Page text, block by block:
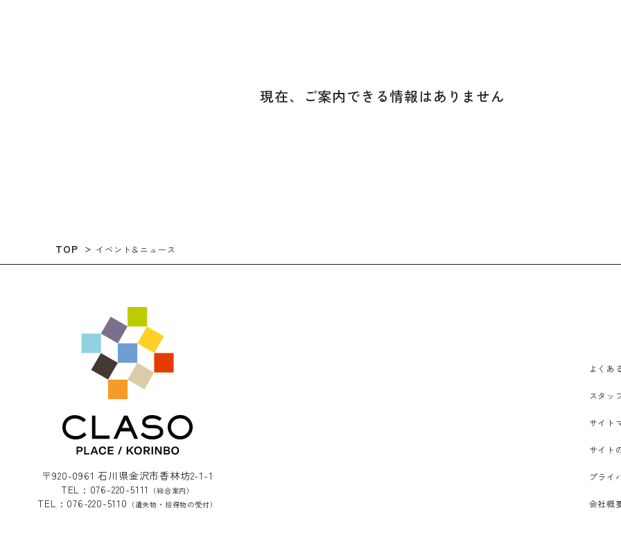
現在、ご案内できる情報はありません
TOP イベント＆ニュース
〒920-0961 石川県金沢市香林坊2-1-1
TEL : 076-220-5111
（総合案内）
TEL : 076-220-5110 （遺失物・拾得物の受付）
よくあ
スタッ
サイト
サイト
プライ
会社概